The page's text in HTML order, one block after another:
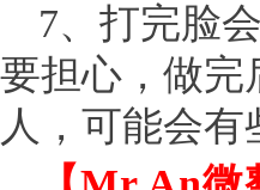
7、打完脸
要担心，做完
人，可能会